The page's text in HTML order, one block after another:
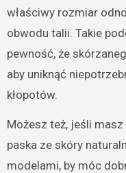
właściwy rozmiar
obwodu talii. Takie
pewność, że
aby uniknąć
kłopotów.
Możesz też, jeśli
paska ze skóry
modelami, by móc